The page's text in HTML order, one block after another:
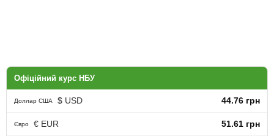
Офіційний курс НБУ
Доллар США $ USD 44.76 грн
Євро € EUR 51.61 грн